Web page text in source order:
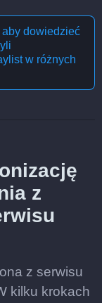
dowiedzieć
w różnych
z
z serwisu
kilku krokach